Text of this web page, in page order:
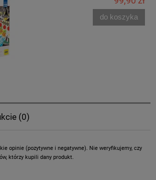
do koszyka
(0)
opinie (pozytywne i negatywne). Nie weryfikujemy, czy
którzy kupili dany produkt.